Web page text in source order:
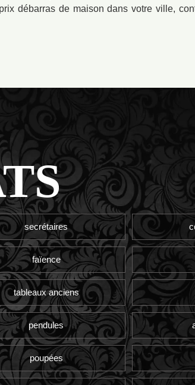
débarras de maison dans votre ville,
secrétaires
faïence
tableaux anciens
pendules
poupées